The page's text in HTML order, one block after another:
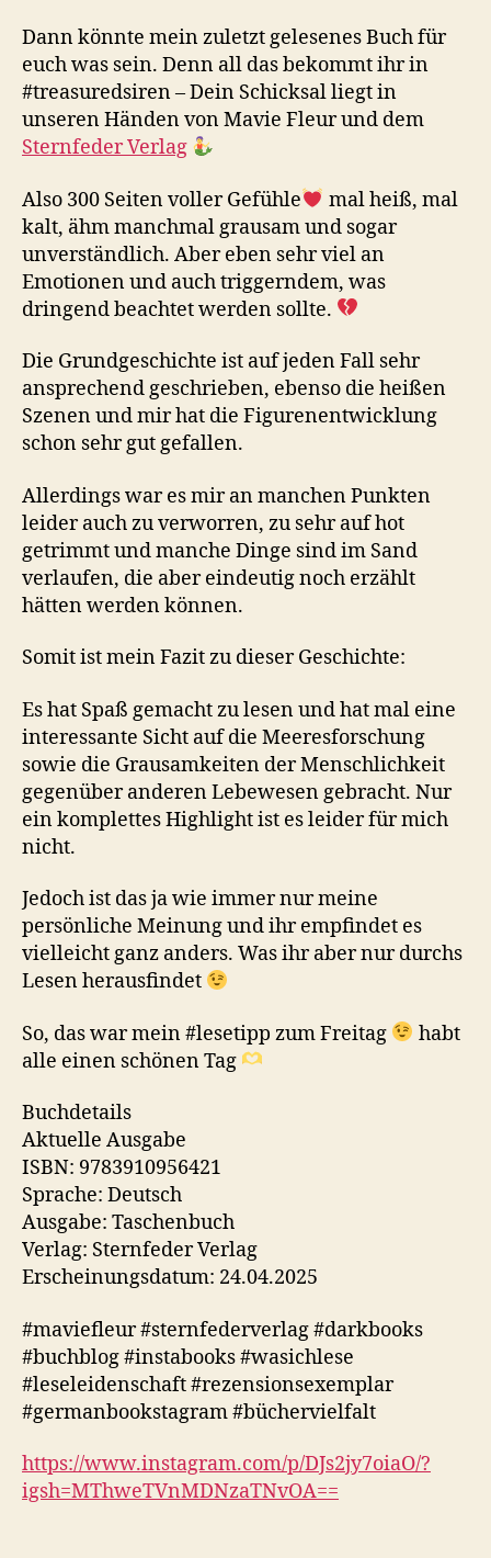
Dann könnte mein zuletzt gelesenes Buch für
euch was sein. Denn all das bekommt ihr in
#treasuredsiren – Dein Schicksal liegt in
unseren Händen von Mavie Fleur und dem
Sternfeder Verlag
Also 300 Seiten voller Gefühle
mal heiß, mal
kalt, ähm manchmal grausam und sogar
unverständlich. Aber eben sehr viel an
Emotionen und auch triggerndem, was
dringend beachtet werden sollte.
Die Grundgeschichte ist auf jeden Fall sehr
ansprechend geschrieben, ebenso die heißen
Szenen und mir hat die Figurenentwicklung
schon sehr gut gefallen.
Allerdings war es mir an manchen Punkten
leider auch zu verworren, zu sehr auf hot
getrimmt und manche Dinge sind im Sand
verlaufen, die aber eindeutig noch erzählt
hätten werden können.
Somit ist mein Fazit zu dieser Geschichte:
Es hat Spaß gemacht zu lesen und hat mal eine
interessante Sicht auf die Meeresforschung
sowie die Grausamkeiten der Menschlichkeit
gegenüber anderen Lebewesen gebracht. Nur
ein komplettes Highlight ist es leider für mich
nicht.
Jedoch ist das ja wie immer nur meine
persönliche Meinung und ihr empfindet es
vielleicht ganz anders. Was ihr aber nur durchs
Lesen herausfindet
So, das war mein #lesetipp zum Freitag
habt
alle einen schönen Tag
Buchdetails
Aktuelle Ausgabe
ISBN: 9783910956421
Sprache: Deutsch
Ausgabe: Taschenbuch
Verlag: Sternfeder Verlag
Erscheinungsdatum: 24.04.2025
#maviefleur #sternfederverlag #darkbooks
#buchblog #instabooks #wasichlese
#leseleidenschaft #rezensionsexemplar
#germanbookstagram #büchervielfalt
https://www.instagram.com/p/DJs2jy7oiaO/?
igsh=MThweTVnMDNzaTNvOA==